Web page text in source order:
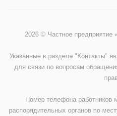
2026 © Частное предприятие
Указанные в разделе "Контакты"
для связи по вопросам
прав
Номер телефона работников
распорядительных органов по